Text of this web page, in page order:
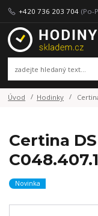
+420 736 203 704 (Po-
Úvod Hodinky
Certina
Novinka